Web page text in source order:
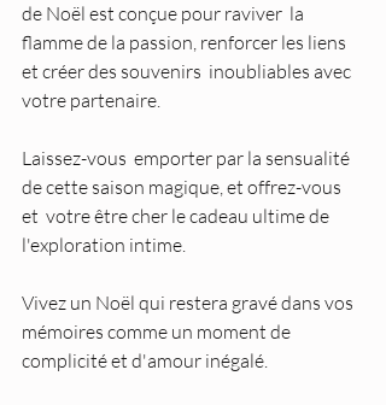
de Noël est conçue pour raviver  la
flamme de la passion, renforcer les liens
et créer des souvenirs  inoubliables avec
votre partenaire.
Laissez-vous  emporter par la sensualité
de cette saison magique, et offrez-vous
et  votre être cher le cadeau ultime de
l'exploration intime.
Vivez un Noël qui restera gravé dans vos
mémoires comme un moment de
complicité et d'amour inégalé.